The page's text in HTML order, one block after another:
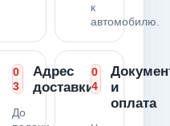
к
автомобилю.
0
3
Адрес
доставки
До
0
4
и
оплата